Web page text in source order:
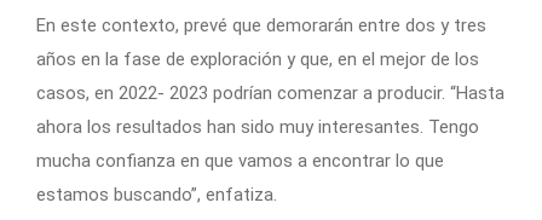
En este contexto, prevé que demorarán entre dos y tres
años en la fase de exploración y que, en el mejor de los
casos, en 2022- 2023 podrían comenzar a producir. “Hasta
ahora los resultados han sido muy interesantes. Tengo
mucha confianza en que vamos a encontrar lo que
estamos buscando”, enfatiza.